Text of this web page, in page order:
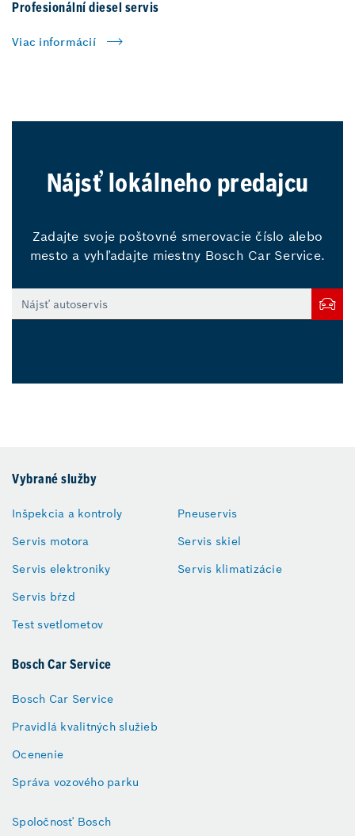
Profesionální diesel servis
Viac informácií
Nájsť lokálneho predajcu
Zadajte svoje poštovné smerovacie číslo alebo
mesto a vyhľadajte miestny Bosch Car Service.
Vybrané služby
Inšpekcia a kontroly
Servis motora
Servis elektroniky
Servis bŕzd
Test svetlometov
Pneuservis
Servis skiel
Servis klimatizácie
Bosch Car Service
Bosch Car Service
Pravidlá kvalitných služieb
Ocenenie
Správa vozového parku
Spoločnosť Bosch